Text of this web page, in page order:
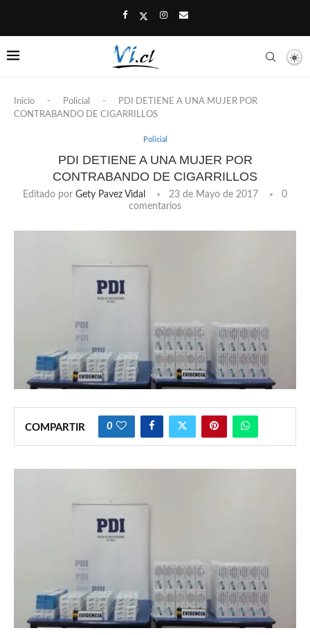
Inicio - Policial -
PDI DETIENE A UNA MUJER POR
CONTRABANDO DE CIGARRILLOS
Policial
PDI DETIENE A UNA MUJER POR
CONTRABANDO DE CIGARRILLOS
Editado por Gety Pavez Vidal 23 de Mayo de 2017
0
comentarios
COMPARTIR 0